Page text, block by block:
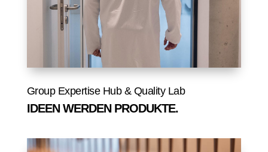
Group Expertise Hub & Quality Lab
IDEEN WERDEN PRODUKTE.